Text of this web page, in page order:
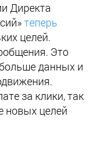
Директа
теперь
целей.
Это
данных и
за клики, так
новых целей